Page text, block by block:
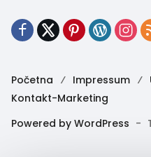
Početna Impressum
Kontakt-Marketing
Powered by WordPress -